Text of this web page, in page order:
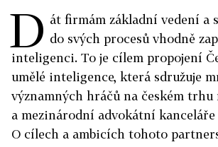
D át firmám základní vedení a
do svých procesů vhodně
inteligenci. To je cílem propojení
umělé inteligence, která sdružuje
významných hráčů na českém trhu
a mezinárodní advokátní
O cílech a ambicích tohoto